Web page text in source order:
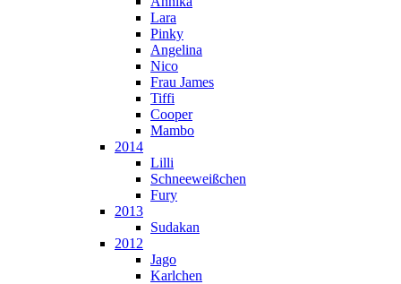
Lara
Pinky
Angelina
Nico
Frau James
Tiffi
Cooper
Mambo
2014
Lilli
Schneeweißchen
Fury
2013
Sudakan
2012
Jago
Karlchen